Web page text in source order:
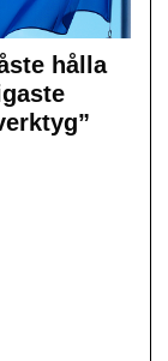
hålla